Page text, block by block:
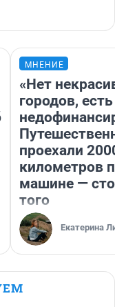
МНЕНИЕ
«Нет
городов, есть
проехали 2000
километров по
машине —
того
Екатерина